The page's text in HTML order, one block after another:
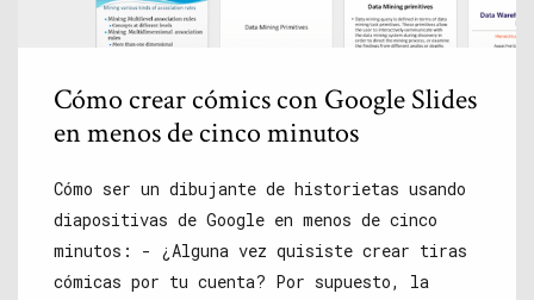
Cómo crear cómics con Google Slides
en menos de cinco minutos
Cómo ser un dibujante de historietas usando
diapositivas de Google en menos de cinco
minutos: - ¿Alguna vez quisiste crear tiras
cómicas por tu cuenta? Por supuesto, la